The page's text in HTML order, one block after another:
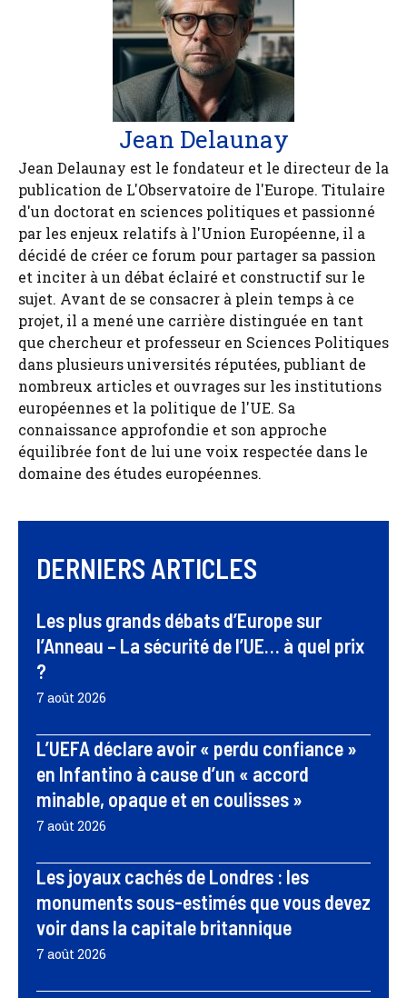
Jean Delaunay
Jean Delaunay est le fondateur et le directeur de la
publication de L'Observatoire de l'Europe. Titulaire
d'un doctorat en sciences politiques et passionné
par les enjeux relatifs à l'Union Européenne, il a
décidé de créer ce forum pour partager sa passion
et inciter à un débat éclairé et constructif sur le
sujet. Avant de se consacrer à plein temps à ce
projet, il a mené une carrière distinguée en tant
que chercheur et professeur en Sciences Politiques
dans plusieurs universités réputées, publiant de
nombreux articles et ouvrages sur les institutions
européennes et la politique de l'UE. Sa
connaissance approfondie et son approche
équilibrée font de lui une voix respectée dans le
domaine des études européennes.
DERNIERS ARTICLES
Les plus grands débats d’Europe sur
l’Anneau – La sécurité de l’UE… à quel prix
?
7 août 2026
L’UEFA déclare avoir « perdu confiance »
en Infantino à cause d’un « accord
minable, opaque et en coulisses »
7 août 2026
Les joyaux cachés de Londres : les
monuments sous-estimés que vous devez
voir dans la capitale britannique
7 août 2026